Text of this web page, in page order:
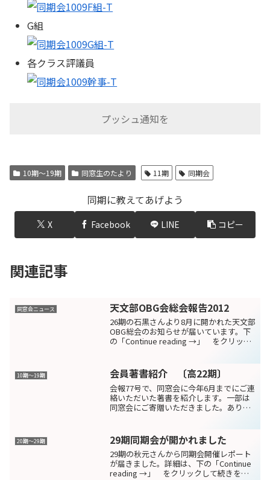
G組
各クラス評議員
プッシュ通知を
10期〜19期 同窓生のたより 11期 同期会
同期に教えてあげよう
X Facebook LINE コピー
関連記事
同窓会ニュース 天文部OBG会総会報告2012
26期の石黒さんより8月に開かれた天文部
OBG総会のお知らせが届いています。下
の「Continue reading →」 をクリック
10期〜19期 会員著書紹介 〔高22期〕
会報77号で、同窓会に今年6月までにご連
絡いただいた著書を紹介します。一部は
同窓会にご寄贈いただきました。ありが
クスピア・カバーズ」（2021年9月刊 ス
イッチ・パブ...
20期〜29期 29期同期会が開かれました
29期の秋元さんから同期会開催レポート
が届きました。詳細は、下の「Continue
reading →」 をクリックして続きをお